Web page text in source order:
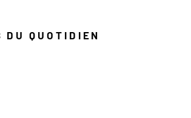
QUOTIDIEN